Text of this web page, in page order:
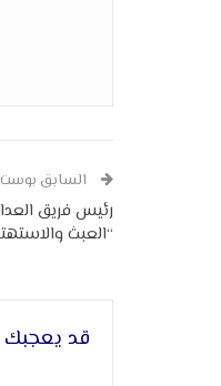
السابق بوست
رئيس فريق
“العبث
قد يعجبك